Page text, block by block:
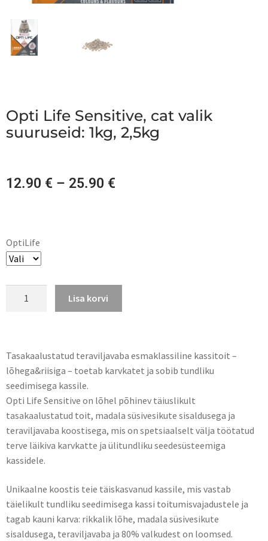
Opti Life Sensitive, cat valik
suuruseid: 1kg, 2,5kg
12.90 € – 25.90 €
OptiLife
Lisa korvi
Tasakaalustatud teraviljavaba esmaklassiline kassitoit –
lõhega&riisiga – toetab karvkatet ja sobib tundliku
seedimisega kassile.
Opti Life Sensitive on lõhel põhinev täiuslikult
tasakaalustatud toit, madala süsivesikute sisaldusega ja
teraviljavaba koostisega, mis on spetsiaalselt välja töötatud
terve läikiva karvkatte ja ülitundliku seedesüsteemiga
kassidele.
Unikaalne koostis teie täiskasvanud kassile, mis vastab
täielikult tundliku seedimisega kassi toitumisvajadustele ja
tagab kauni karva: rikkalik lõhe, madala süsivesikute
sisaldusega, teraviljavaba ja 80% valkudest on loomsed.